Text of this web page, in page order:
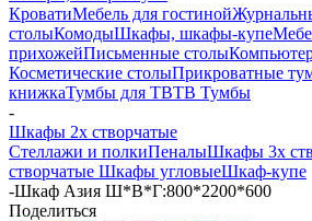
КроватиМебель для гостиной
столыКомодыШкафы, шкафы-купе
прихожейПисьменные столы
Косметические столыПрикроватные
книжкаТумбы для ТВТВ Тумбы
-
Шкафы 2х створчатые
Стеллажи и полкиПеналыШкафы 3х
створчатые Шкафы угловыеШкаф-купе
-Шкаф Азия Ш*В*Г:800*2200*600
Поделиться